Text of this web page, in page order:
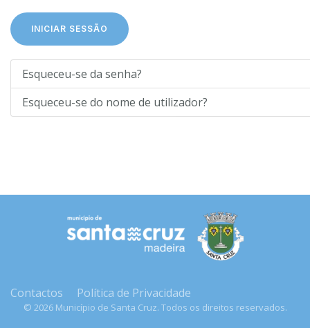
INICIAR SESSÃO
Esqueceu-se da senha?
Esqueceu-se do nome de utilizador?
Contactos Política de Privacidade
© 2026Município de Santa Cruz. Todos os direitos reservados.